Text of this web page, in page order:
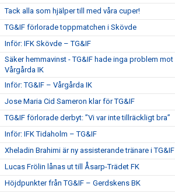
Tack alla som hjälper till med våra cuper!
TG&IF förlorade toppmatchen i Skövde
Inför: IFK Skövde – TG&IF
Säker hemmavinst - TG&IF hade inga problem mot
Vårgårda IK
Inför: TG&IF – Vårgårda IK
Jose Maria Cid Sameron klar för TG&IF
TG&IF förlorade derbyt: ”Vi var inte tillräckligt bra”
Inför: IFK Tidaholm – TG&IF
Xheladin Brahimi är ny assisterande tränare i TG&IF
Lucas Frölin lånas ut till Åsarp-Trädet FK
Höjdpunkter från TG&IF – Gerdskens BK